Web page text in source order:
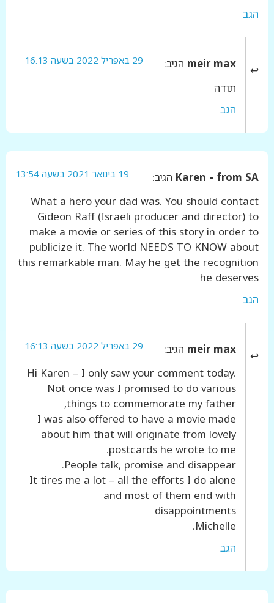
הגב
meir max הגיב: 29 באפריל 2022 בשעה 16:13
תודה
הגב
Karen - from SA הגיב: 19 בינואר 2021 בשעה 13:54
What a hero your dad was. You should contact
Gideon Raff (Israeli producer and director) to
make a movie or series of this story in order to
publicize it. The world NEEDS TO KNOW about
this remarkable man. May he get the recognition
he deserves
הגב
meir max הגיב: 29 באפריל 2022 בשעה 16:13
Hi Karen – I only saw your comment today.
Not once was I promised to do various
things to commemorate my father,
I was also offered to have a movie made
about him that will originate from lovely
postcards he wrote to me.
People talk, promise and disappear.
It tires me a lot – all the efforts I do alone
and most of them end with
disappointments
Michelle.
הגב